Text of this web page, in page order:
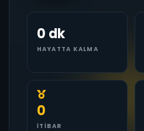
0 dk
HAYATTA KALMA
0
İTIBAR